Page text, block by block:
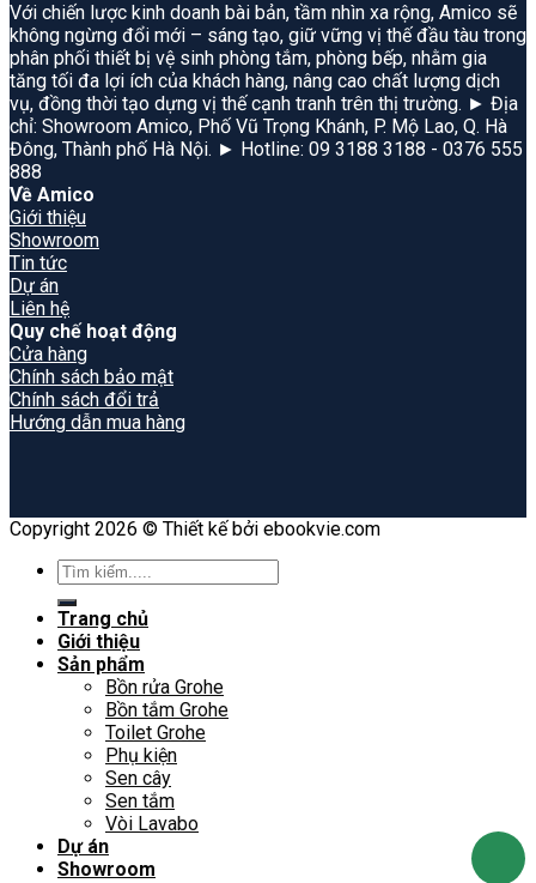
Với chiến lược kinh doanh bài bản, tầm nhìn xa rộng, Amico sẽ
không ngừng đổi mới – sáng tạo, giữ vững vị thế đầu tàu trong
phân phối thiết bị vệ sinh phòng tắm, phòng bếp, nhằm gia
tăng tối đa lợi ích của khách hàng, nâng cao chất lượng dịch
vụ, đồng thời tạo dựng vị thế cạnh tranh trên thị trường. ► Địa
chỉ: Showroom Amico, Phố Vũ Trọng Khánh, P. Mộ Lao, Q. Hà
Đông, Thành phố Hà Nội. ► Hotline: 09 3188 3188 - 0376 555
888
Về Amico
Giới thiệu
Showroom
Tin tức
Dự án
Liên hệ
Quy chế hoạt động
Cửa hàng
Chính sách bảo mật
Chính sách đổi trả
Hướng dẫn mua hàng
Copyright 2026 © Thiết kế bởi ebookvie.com
Search
for:
Trang chủ
Giới thiệu
Sản phẩm
Bồn rửa Grohe
Bồn tắm Grohe
Toilet Grohe
Phụ kiện
Sen cây
Sen tắm
Vòi Lavabo
Dự án
Showroom